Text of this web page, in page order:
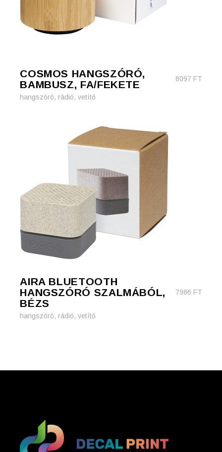
COSMOS HANGSZÓRÓ,
BAMBUSZ, FA/FEKETE
8097 FT
hangszóró, rádió, vetítő
AIRA BLUETOOTH
HANGSZÓRÓ SZALMÁBÓL,
BÉZS
7986 FT
hangszóró, rádió, vetítő